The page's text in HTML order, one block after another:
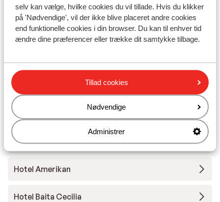
selv kan vælge, hvilke cookies du vil tillade. Hvis du klikker
på 'Nødvendige', vil der ikke blive placeret andre cookies
end funktionelle cookies i din browser. Du kan til enhver tid
ændre dine præferencer eller trække dit samtykke tilbage.
Tillad cookies
Nødvendige
Administrer
Andre overnatningssteder i Livigno
Hotel Lac Salin Spa & Mountain Resort
Hotel Margherita
Alexander Charme Hotel
Hotel Amerikan
Hotel Baita Cecilia